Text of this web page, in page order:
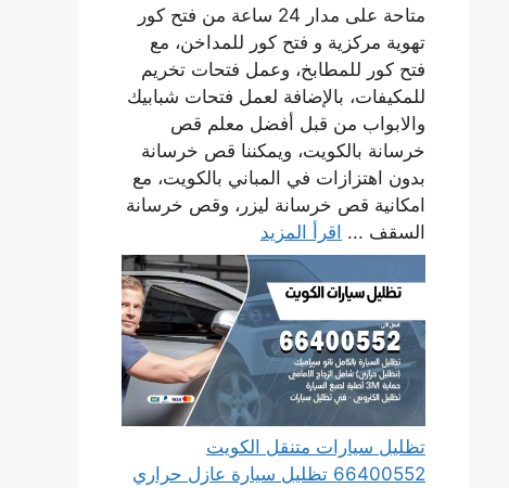
متاحة على مدار 24 ساعة من فتح كور
تهوية مركزية و فتح كور للمداخن، مع
فتح كور للمطابخ، وعمل فتحات تخريم
للمكيفات، بالإضافة لعمل فتحات شبابيك
والابواب من قبل أفضل معلم قص
خرسانة بالكويت، ويمكننا قص خرسانة
بدون اهتزازات في المباني بالكويت، مع
امكانية قص خرسانة ليزر، وقص خرسانة
السقف ... اقرأ المزيد
تظليل سيارات متنقل الكويت
66400552 تظليل سيارة عازل حراري